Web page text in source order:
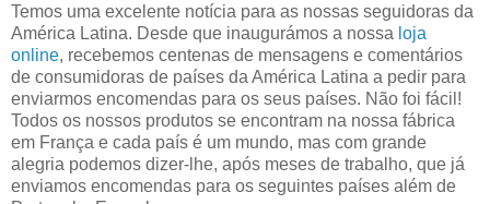
Temos uma excelente notícia para as nossas seguidoras da
América Latina. Desde que inaugurámos a nossa loja
online, recebemos centenas de mensagens e comentários
de consumidoras de países da América Latina a pedir para
enviarmos encomendas para os seus países. Não foi fácil!
Todos os nossos produtos se encontram na nossa fábrica
em França e cada país é um mundo, mas com grande
alegria podemos dizer-lhe, após meses de trabalho, que já
enviamos encomendas para os seguintes países além de